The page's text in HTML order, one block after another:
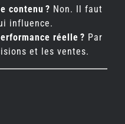
contenu ? Non. Il faut
influence.
réelle ? Par
et les ventes.